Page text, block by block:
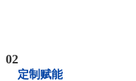
02
定制赋能